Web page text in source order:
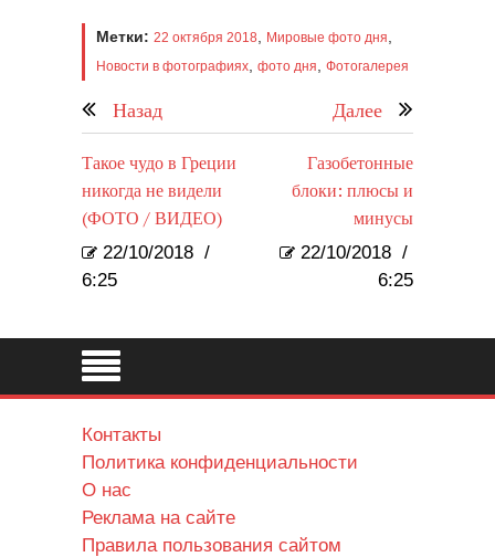
Метки: 22 октября 2018 Мировые фото дня
Новости в фотографиях фото дня Фотогалерея
Назад Далее
Такое чудо в Греции
никогда не видели
(ФОТО / ВИДЕО)
22/10/2018 /
6:25
Газобетонные
блоки: плюсы и
минусы
22/10/2018 /
6:25
Контакты
Политика конфиденциальности
О нас
Реклама на сайте
Правила пользования сайтом